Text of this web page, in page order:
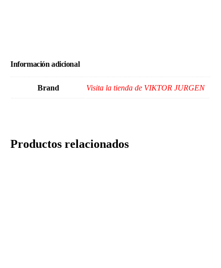
Información adicional
Brand Visita la tienda de VIKTOR JURGEN
Productos relacionados